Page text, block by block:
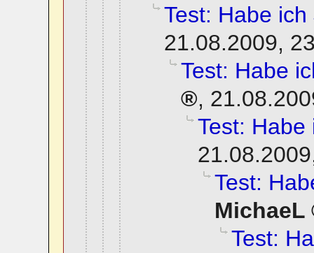
Test: Habe
21.08.2009,
Test: Habe
,
Test:
Test:
MichaeL
Test: